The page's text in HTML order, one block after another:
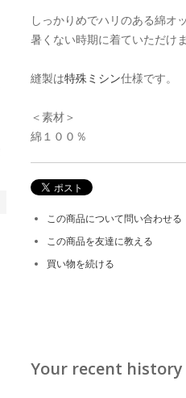
しっかりめでハリのある綿オ
暑くない時期に着ていただけ
縫製は特殊ミシン仕様です。
＜素材＞
綿１００％
この商品について問い合わせる
この商品を友達に教える
買い物を続ける
Your recent history